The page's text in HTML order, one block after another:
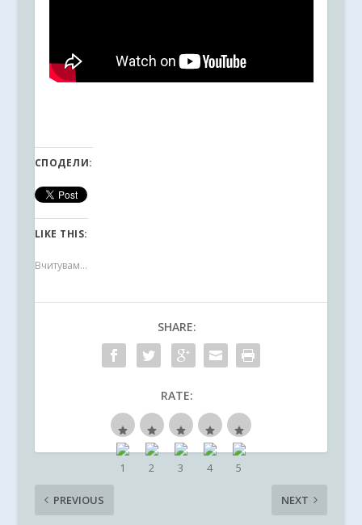
СПОДЕЛИ:
LIKE THIS:
Вчитувам...
SHARE:
RATE:
PREVIOUS NEXT